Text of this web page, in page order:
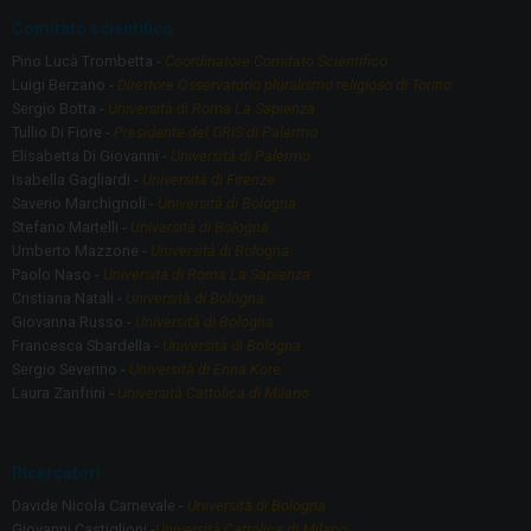
Pino Lucà Trombetta - Coordinatore Comitato Scientifico
Luigi Berzano - Direttore Osservatorio pluralismo religioso di Torino
Sergio Botta - Università di Roma La Sapienza
Tullio Di Fiore - Presidente del GRIS di Palermo
Elisabetta Di Giovanni - Università di Palermo
Isabella Gagliardi - Università di Firenze
Saverio Marchignoli - Università di Bologna
Stefano Martelli - Università di Bologna
Umberto Mazzone - Università di Bologna
Paolo Naso - Università di Roma La Sapienza
Cristiana Natali - Università di Bologna
Giovanna Russo - Università di Bologna
Francesca Sbardella - Università di Bologna
Sergio Severino - Università di Enna Kore
Laura Zanfrini - Università Cattolica di Milano
Davide Nicola Carnevale - Università di Bologna